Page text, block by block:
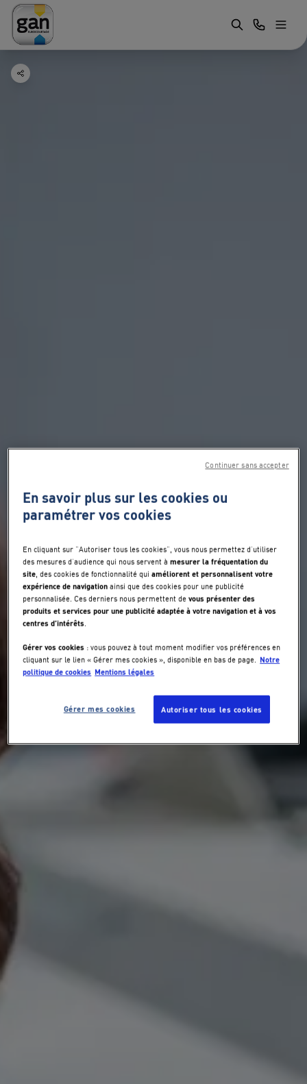
En savoir plus sur les cookies ou
paramétrer vos cookies
En cliquant sur "Autoriser tous les cookies", vous nous permettez d’utiliser
des mesures d’audience qui nous servent àmesurer la fréquentation du
site, des cookies de fonctionnalité quiaméliorent et personnalisent votre
expérience de navigation ainsi que des cookies pour une publicité
personnalisée. Ces derniers nous permettent devous présenter des
produits et services pour une publicité adaptée à votre navigation et à vos
centres d’intérêts.
Gérer vos cookies : vous pouvez à tout moment modifier vos préférences en
cliquant sur le lien « Gérer mes cookies », disponible en bas de page. Notre
politique de cookies Mentions légales
Gérer mes cookies Autoriser tous les cookies
Continuer sans accepter